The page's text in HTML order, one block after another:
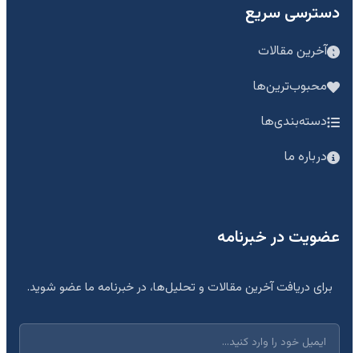
دسترسی سریع
آخرین مقالات
محبوب‌ترین‌ها
دسته‌بندی‌ها
درباره ما
عضویت در خبرنامه
برای دریافت آخرین مقالات و تحلیل‌ها، در خبرنامه ما عضو شوید.